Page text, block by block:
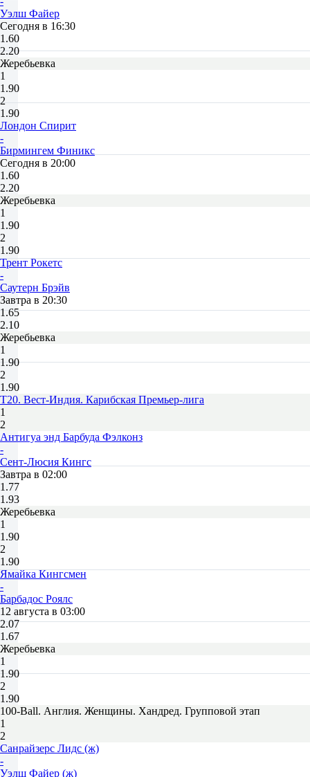
Уэлш Файер
Сегодня в 16:30
1.60
2.20
Жеребьевка
1
1.90
2
1.90
Лондон Спирит
-
Бирмингем Финикс
Сегодня в 20:00
1.60
2.20
Жеребьевка
1
1.90
2
1.90
Трент Рокетс
-
Саутерн Брэйв
Завтра в 20:30
1.65
2.10
Жеребьевка
1
1.90
2
1.90
T20. Вест-Индия. Карибская Премьер-лига
1
2
Антигуа энд Барбуда Фэлконз
-
Сент-Люсия Кингс
Завтра в 02:00
1.77
1.93
Жеребьевка
1
1.90
2
1.90
Ямайка Кингсмен
-
Барбадос Роялс
12 августа в 03:00
2.07
1.67
Жеребьевка
1
1.90
2
1.90
100-Ball. Англия. Женщины. Хандред. Групповой этап
1
2
Санрайзерс Лидс (ж)
-
Уэлш Файер (ж)